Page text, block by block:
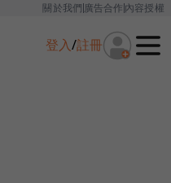
關於我們廣告合作內容授權
登入/註冊